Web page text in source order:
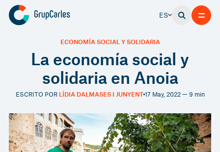
ES
La economía social y
solidaria en Anoia
ECONOMÍA SOCIAL Y SOLIDARIA
ESCRITO POR LÍDIA DALMASES I JUNYENT17 May, 2022 — 9 min